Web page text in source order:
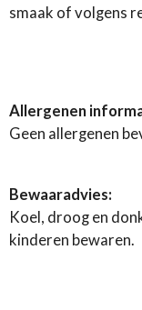
smaak of volgens
Allergenen
Geen allergenen
Bewaaradvies:
Koel, droog en
kinderen bewaren.